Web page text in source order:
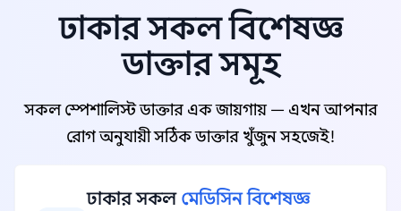
ঢাকার সকল বিশেষজ্ঞ
ডাক্তার সমূহ
সকল স্পেশালিস্ট ডাক্তার এক জায়গায় — এখন আপনার
রোগ অনুযায়ী সঠিক ডাক্তার খুঁজুন সহজেই!
ঢাকার সকল মেডিসিন বিশেষজ্ঞ